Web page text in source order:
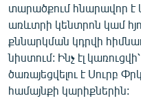
տարածքում հնարավոր է
առևտրի կենտրոն կամ
քննարկման կդրվի
նիստում: Ինչ էլ
ծառայեցվելու է Սուրբ
համայնքի կարիքներին: